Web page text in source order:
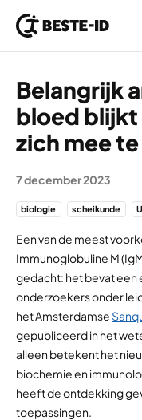
Belangrijk
bloed blijkt
zich mee
7 december 2023
biologie scheikunde
Een van de meest
Immunoglobuline M
gedacht: het bevat een
onderzoekers onder
het Amsterdamse
gepubliceerd in het
alleen betekent het
biochemie en
heeft de ontdekking
toepassingen.